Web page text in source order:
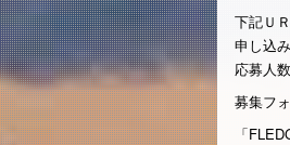
下記Ｕ
申し込
応募人
募集フ
「